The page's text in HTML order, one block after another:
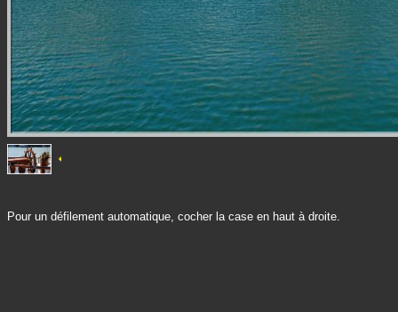
Pour un défilement automatique, cocher la case en haut à droite.